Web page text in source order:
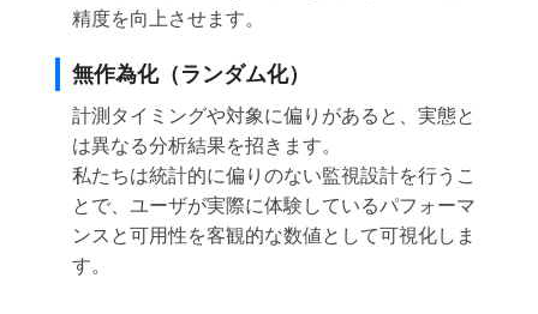
精度を向上させます。
無作為化（ランダム化）
計測タイミングや対象に偏りがあると、実態と
は異なる分析結果を招きます。
私たちは統計的に偏りのない監視設計を行うこ
とで、ユーザが実際に体験しているパフォーマ
ンスと可用性を客観的な数値として可視化しま
す。